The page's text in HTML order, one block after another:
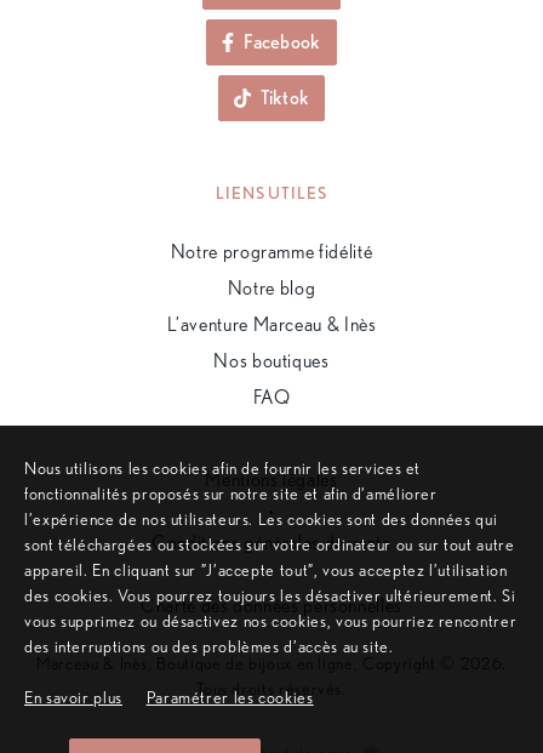
Facebook
Tiktok
LIENS UTILES
Notre programme fidélité
Notre blog
L’aventure Marceau & Inès
Nos boutiques
FAQ
Mentions légales
•
Conditions générales de vente
•
Charte des données personnelles
Marceau & Inès, Boutique de bijoux en ligne, Copyright © 2026.
Tous droits réservés.
Nous utilisons les cookies afin de fournir les services et
fonctionnalités proposés sur notre site et afin d’améliorer
l’expérience de nos utilisateurs. Les cookies sont des données qui
sont téléchargées ou stockées sur votre ordinateur ou sur tout autre
appareil. En cliquant sur ”J’accepte tout”, vous acceptez l’utilisation
des cookies. Vous pourrez toujours les désactiver ultérieurement. Si
vous supprimez ou désactivez nos cookies, vous pourriez rencontrer
des interruptions ou des problèmes d’accès au site.
En savoir plus Paramétrer les cookies